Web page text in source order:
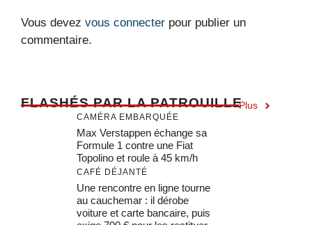
Vous devez vous connecter pour publier un
commentaire.
FLASHÉS PAR LA PATROUILLEPlus
CAMÉRA EMBARQUÉE
Max Verstappen échange sa
Formule 1 contre une Fiat
Topolino et roule à 45 km/h
CAFÉ DÉJANTÉ
Une rencontre en ligne tourne
au cauchemar : il dérobe
voiture et carte bancaire, puis